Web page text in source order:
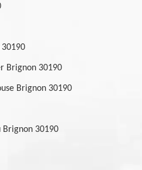
30190
Brignon 30190
Brignon 30190
Brignon 30190